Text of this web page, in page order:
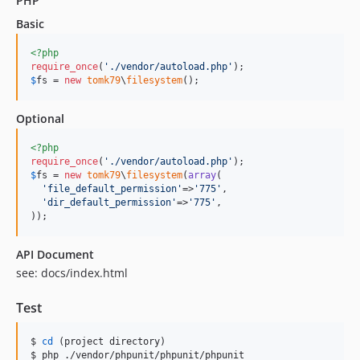
0.1.0
dev-master
Basic
<?php
require_once( ' ./vendor/autoload.php '
$fs = new tomk79\filesystem();
Optional
<?php
require_once( ' ./vendor/autoload.php '
$fs = new tomk79\filesystem(array(
' file_default_permission '=> '775 ' ,
'dir_default_permission '=> '775 ' ,
));
API Document
see: docs/index.html
Test
$ cd
(project directory)
$ php ./vendor/phpunit/phpunit/phpunit